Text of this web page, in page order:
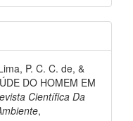
P. C. C. de, &
DO HOMEM EM
Científica Da
,